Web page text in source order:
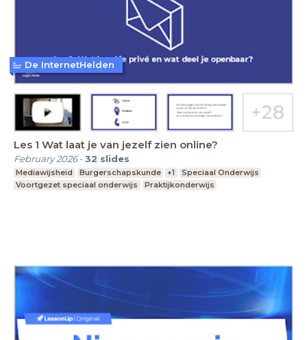
Les 1 Wat laat je van jezelf zien online?
February 2026-32 slides
Mediawijsheid Burgerschapskunde +1
Speciaal Onderwijs
Voortgezet speciaal onderwijs
Praktijkonderwijs
De InternetHelden